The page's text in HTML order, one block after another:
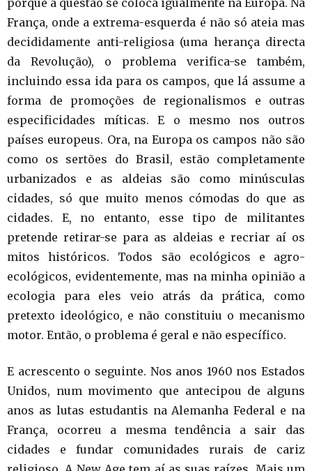
França, onde a extrema-esquerda é não só ateia mas
decididamente anti-religiosa (uma herança directa
da Revolução), o problema verifica-se também,
incluindo essa ida para os campos, que lá assume a
forma de promoções de regionalismos e outras
especificidades míticas. E o mesmo nos outros
países europeus. Ora, na Europa os campos não são
como os sertões do Brasil, estão completamente
urbanizados e as aldeias são como minúsculas
cidades, só que muito menos cómodas do que as
cidades. E, no entanto, esse tipo de militantes
pretende retirar-se para as aldeias e recriar aí os
mitos históricos. Todos são ecológicos e agro-
ecológicos, evidentemente, mas na minha opinião a
ecologia para eles veio atrás da prática, como
pretexto ideológico, e não constituiu o mecanismo
motor. Então, o problema é geral e não específico.
E acrescento o seguinte. Nos anos 1960 nos Estados
Unidos, num movimento que antecipou de alguns
anos as lutas estudantis na Alemanha Federal e na
França, ocorreu a mesma tendência a sair das
cidades e fundar comunidades rurais de cariz